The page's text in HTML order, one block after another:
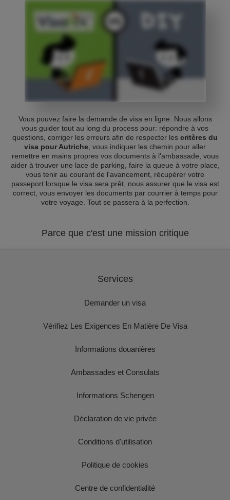
Vous pouvez faire la demande de visa en ligne. Nous allons
vous guider tout au long du process pour: répondre à vos
questions, corriger les erreurs afin de respecter les critères du
visa pour Autriche , vous indiquer les chemin pour aller
remettre en mains propres vos documents à l'ambassade, vous
aider à trouver une lace de parking, faire la queue à votre place,
vous tenir au courant de l'avancement, récupérer votre
passeport lorsque le visa sera prêt, nous assurer que le visa est
correct, vous envoyer les documents par courrier à temps pour
votre voyage. Tout se passera à la perfection.
Parce que c'est une mission critique
Services
Demander un visa
Vérifiez Les Exigences En Matière De Visa
Informations douanières
Ambassades et Consulats
Informations Schengen
Déclaration de vie privée
Conditions d'utilisation
Politique de cookies
Centre de confidentialité